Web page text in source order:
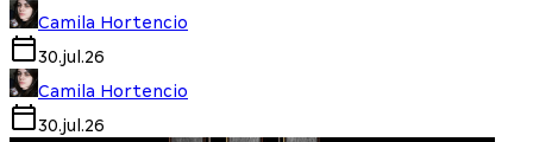
Camila Hortencio
30.jul.26
Camila Hortencio
30.jul.26